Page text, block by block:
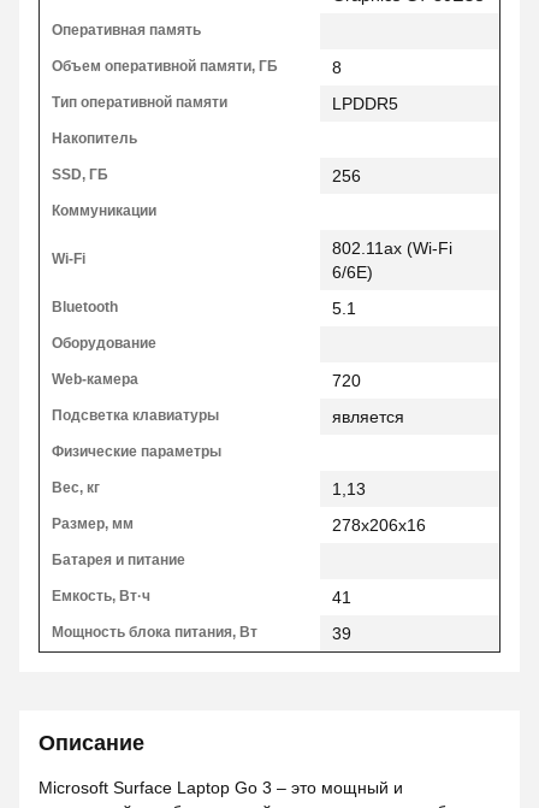
Оперативная память
Объем оперативной памяти, ГБ 8
Тип оперативной памяти LPDDR5
Накопитель
SSD, ГБ 256
Коммуникации
Wi-Fi
802.11ax (Wi-Fi
6/6E)
Bluetooth 5.1
Оборудование
Web-камера 720
Подсветка клавиатуры является
Физические параметры
Вес, кг 1,13
Размер, мм 278x206x16
Батарея и питание
Емкость, Вт·ч 41
Мощность блока питания, Вт 39
Описание
Microsoft Surface Laptop Go 3 – это мощный и